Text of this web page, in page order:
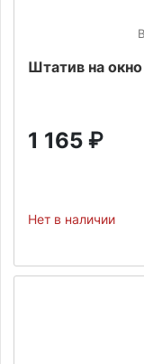
Штатив на
1 165 ₽
Нет в наличии